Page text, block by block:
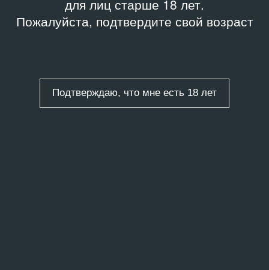
для лиц старше 18 лет.
Пожалуйста, подтвердите свой возраст
Подтверждаю, что мне есть 18 лет